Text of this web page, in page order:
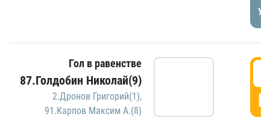
Гол в равенстве
87.Голдобин Николай(9)
2.Дронов Григорий(1),
91.Карпов Максим А.(8)